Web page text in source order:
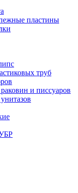
пластины
труб
и писсуаров